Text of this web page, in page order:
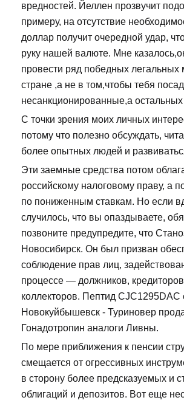
вредностей. Йеллен прозвучит
примеру, на отсутствие
доллар получит очередной удар,
руку нашей валюте. Мне
провести ряд победных легальных
стране ,а не в том,чтобы тебя
несанкционированные,а остальных
С точки зрения моих личных
потому что полезно обсуждать,
более опытных людей и
Эти заемные средства потом
российскому налоговому праву, а
по пониженным ставкам. Но если
случилось, что вы опаздываете,
позвоните предупредите, что
Новосибирск. Он был призван
соблюдение прав лиц,
процессе — должников,
коллекторов. Пептид CJC1295DAC
Новокуйбышевск - Туриновер
Гонадотропин аналоги Ливны.
По мере приближения к пенсии
смещается от огрессивных
в сторону более предсказуемых и
облигаций и депозитов. Вот еще